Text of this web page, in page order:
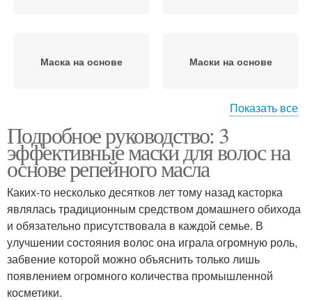
Маска на основе Маски на основе
Маска для волос Маски для роста
Маски с репейным
маслом
Витаминная маска
Маска при выпадении
Маска для
Показать все
Подробное руководство: 3
эффективные маски для волос на
основе репейного масла
Каких-то несколько десятков лет тому назад касторка
являлась традиционным средством домашнего обихода
и обязательно присутствовала в каждой семье. В
улучшении состояния волос она играла огромную роль,
забвение которой можно объяснить только лишь
появлением огромного количества промышленной
косметики.